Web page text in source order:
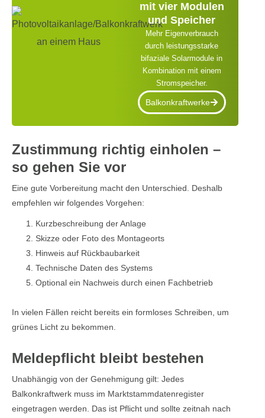
mit vier Modulen
und Speicher
Mehr Eigenverbrauch
durch leistungsstarke
bifaziale Solarmodule in
Kombination mit einem
Stromspeicher.
Balkonkraftwerke
Zustimmung richtig einholen –
so gehen Sie vor
Eine gute Vorbereitung macht den Unterschied. Deshalb
empfehlen wir folgendes Vorgehen:
Kurzbeschreibung der Anlage
Skizze oder Foto des Montageorts
Hinweis auf Rückbaubarkeit
Technische Daten des Systems
Optional ein Nachweis durch einen Fachbetrieb
In vielen Fällen reicht bereits ein formloses Schreiben, um
grünes Licht zu bekommen.
Meldepflicht bleibt bestehen
Unabhängig von der Genehmigung gilt: Jedes
Balkonkraftwerk muss im Marktstammdatenregister
eingetragen werden. Das ist Pflicht und sollte zeitnah nach